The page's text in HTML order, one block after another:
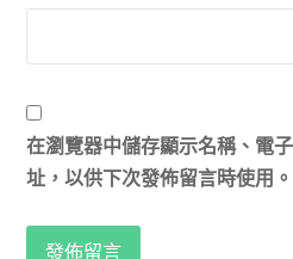
在瀏覽器中儲存顯示名稱、電
址，以供下次發佈留言時使用。